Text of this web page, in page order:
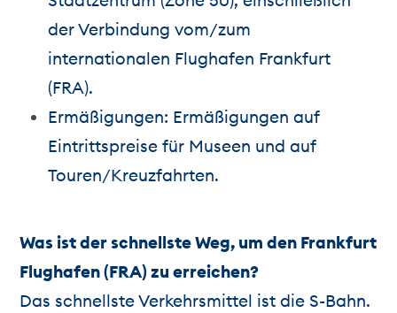
der Verbindung vom/zum
internationalen Flughafen Frankfurt
(FRA).
Ermäßigungen: Ermäßigungen auf
Eintrittspreise für Museen und auf
Touren/Kreuzfahrten.
Was ist der schnellste Weg, um den Frankfurt
Flughafen (FRA) zu erreichen?
Das schnellste Verkehrsmittel ist die S-Bahn.